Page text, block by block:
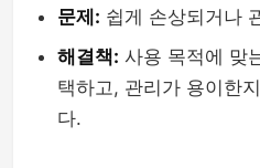
문제: 쉽게 손상되거나
해결책: 사용 목적에 맞
택하고, 관리가 용이한
다.